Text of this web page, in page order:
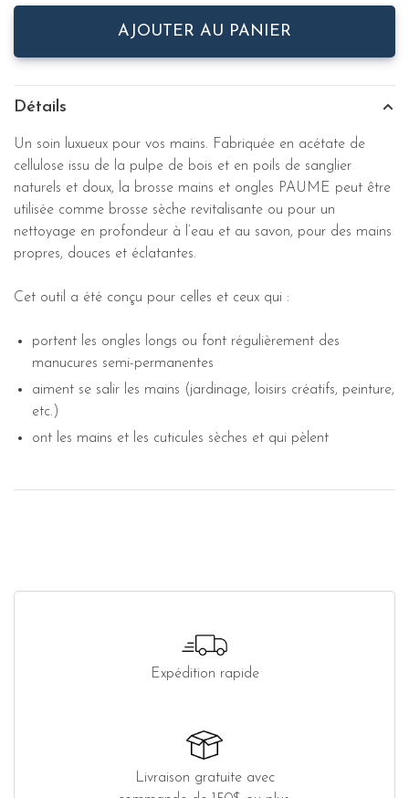
AJOUTER AU PANIER
Détails
Un soin luxueux pour vos mains. Fabriquée en acétate de
cellulose issu de la pulpe de bois et en poils de sanglier
naturels et doux, la brosse mains et ongles PAUME peut être
utilisée comme brosse sèche revitalisante ou pour un
nettoyage en profondeur à l’eau et au savon, pour des mains
propres, douces et éclatantes.
Cet outil a été conçu pour celles et ceux qui :
portent les ongles longs ou font régulièrement des
manucures semi-permanentes
aiment se salir les mains (jardinage, loisirs créatifs, peinture,
etc.)
ont les mains et les cuticules sèches et qui pèlent
Expédition rapide
Livraison gratuite avec